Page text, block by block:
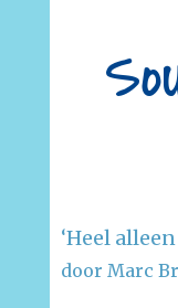
‘Heel
door Marc